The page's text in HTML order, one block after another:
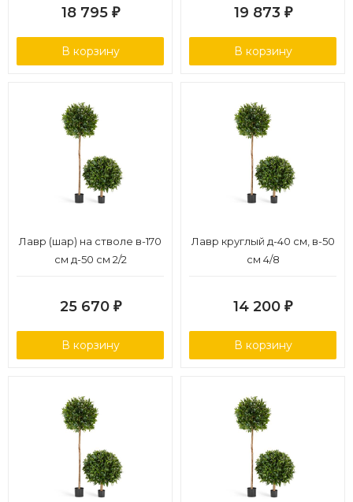
18 795 ₽
В корзину
19 873 ₽
В корзину
Лавр (шар) на стволе в-170
см д-50 см 2/2
25 670 ₽
В корзину
Лавр круглый д-40 см, в-50
см 4/8
14 200 ₽
В корзину